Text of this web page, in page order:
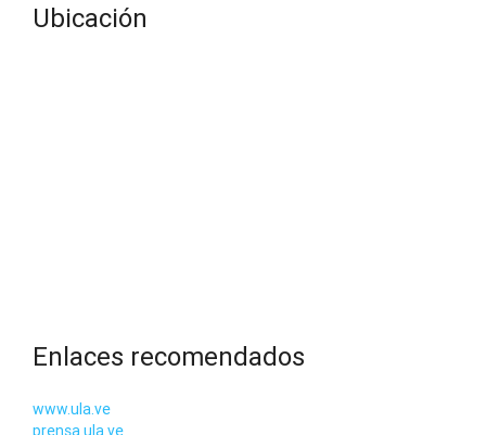
Ubicación
Enlaces recomendados
www.ula.ve
prensa.ula.ve